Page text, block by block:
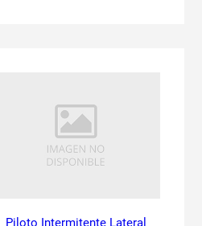
Piloto Intermitente Lateral